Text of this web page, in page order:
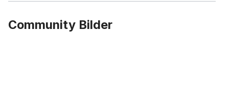
Community Bilder